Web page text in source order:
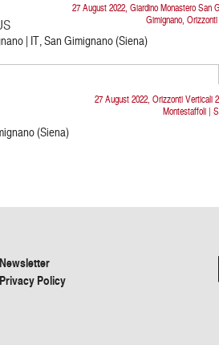
27 August 2022, Giardino Monastero San
Gimignano,
| IT, San Gimignano (Siena)
27 August 2022, Orizzonti Verticali
Montestaffoli |
(Siena)
Newsletter
Privacy Policy